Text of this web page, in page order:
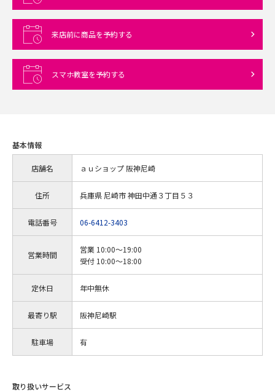
来店前に商品を予約する
スマホ教室を予約する
基本情報
店舗名 ａｕショップ 阪神尼崎
住所 兵庫県 尼崎市 神田中通３丁目５３
電話番号 06-6412-3403
営業時間
営業 10:00～19:00
受付 10:00～18:00
定休日 年中無休
最寄り駅 阪神尼崎駅
駐車場 有
取り扱いサービス